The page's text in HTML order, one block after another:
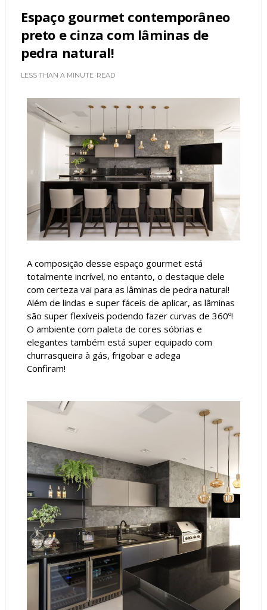
Espaço gourmet contemporâneo
preto e cinza com lâminas de
pedra natural!
LESS THAN A MINUTE READ
A composição desse espaço gourmet está
totalmente incrível, no entanto, o destaque dele
com certeza vai para as lâminas de pedra natural!
Além de lindas e super fáceis de aplicar, as lâminas
são super flexíveis podendo fazer curvas de 360º!
O ambiente com paleta de cores sóbrias e
elegantes também está super equipado com
churrasqueira à gás, frigobar e adega
Confiram!